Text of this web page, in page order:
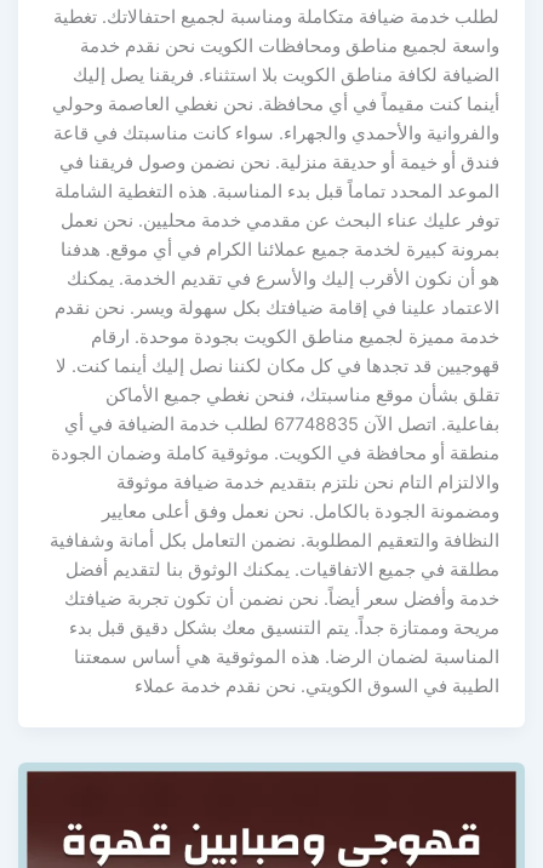
لطلب خدمة ضيافة متكاملة ومناسبة لجميع احتفالاتك. تغطية
واسعة لجميع مناطق ومحافظات الكويت نحن نقدم خدمة
الضيافة لكافة مناطق الكويت بلا استثناء. فريقنا يصل إليك
أينما كنت مقيماً في أي محافظة. نحن نغطي العاصمة وحولي
والفروانية والأحمدي والجهراء. سواء كانت مناسبتك في قاعة
فندق أو خيمة أو حديقة منزلية. نحن نضمن وصول فريقنا في
الموعد المحدد تماماً قبل بدء المناسبة. هذه التغطية الشاملة
توفر عليك عناء البحث عن مقدمي خدمة محليين. نحن نعمل
بمرونة كبيرة لخدمة جميع عملائنا الكرام في أي موقع. هدفنا
هو أن نكون الأقرب إليك والأسرع في تقديم الخدمة. يمكنك
الاعتماد علينا في إقامة ضيافتك بكل سهولة ويسر. نحن نقدم
خدمة مميزة لجميع مناطق الكويت بجودة موحدة. ارقام
قهوجيين قد تجدها في كل مكان لكننا نصل إليك أينما كنت. لا
تقلق بشأن موقع مناسبتك، فنحن نغطي جميع الأماكن
بفاعلية. اتصل الآن 67748835 لطلب خدمة الضيافة في أي
منطقة أو محافظة في الكويت. موثوقية كاملة وضمان الجودة
والالتزام التام نحن نلتزم بتقديم خدمة ضيافة موثوقة
ومضمونة الجودة بالكامل. نحن نعمل وفق أعلى معايير
النظافة والتعقيم المطلوبة. نضمن التعامل بكل أمانة وشفافية
مطلقة في جميع الاتفاقيات. يمكنك الوثوق بنا لتقديم أفضل
خدمة وأفضل سعر أيضاً. نحن نضمن أن تكون تجربة ضيافتك
مريحة وممتازة جداً. يتم التنسيق معك بشكل دقيق قبل بدء
المناسبة لضمان الرضا. هذه الموثوقية هي أساس سمعتنا
الطيبة في السوق الكويتي. نحن نقدم خدمة عملاء